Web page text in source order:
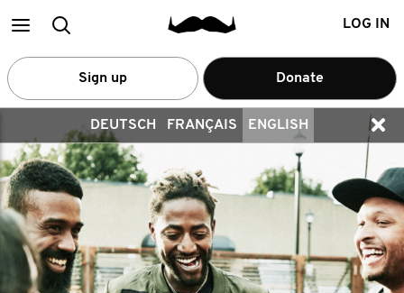
MainSearch LOG IN
Sign up Donate
DEUTSCH FRANÇAIS ENGLISH